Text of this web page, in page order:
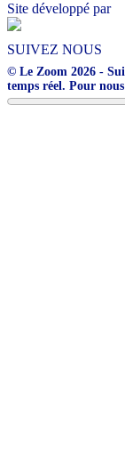
Site développé par
SUIVEZ NOUS
© Le Zoom 2026 -
temps réel. Pour